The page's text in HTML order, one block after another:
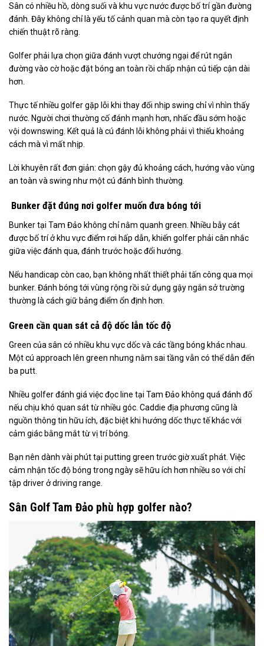
Sân có nhiều hồ, dòng suối và khu vực nước được bố trí gần đường
đánh. Đây không chỉ là yếu tố cảnh quan mà còn tạo ra quyết định
chiến thuật rõ ràng.
Golfer phải lựa chọn giữa đánh vượt chướng ngại để rút ngắn
đường vào cờ hoặc đặt bóng an toàn rồi chấp nhận cú tiếp cận dài
hơn.
Thực tế nhiều golfer gặp lỗi khi thay đổi nhịp swing chỉ vì nhìn thấy
nước. Người chơi thường cố đánh mạnh hơn, nhấc đầu sớm hoặc
vội downswing. Kết quả là cú đánh lỗi không phải vì thiếu khoảng
cách mà vì mất nhịp.
Lời khuyên rất đơn giản: chọn gậy đủ khoảng cách, hướng vào vùng
an toàn và swing như một cú đánh bình thường.
Bunker đặt đúng nơi golfer muốn đưa bóng tới
Bunker tại Tam Đảo không chỉ nằm quanh green. Nhiều bẫy cát
được bố trí ở khu vực điểm rơi hấp dẫn, khiến golfer phải cân nhắc
giữa việc đánh qua, đánh trước hoặc đổi hướng.
Nếu handicap còn cao, bạn không nhất thiết phải tấn công qua mọi
bunker. Đánh bóng tới vùng rộng rồi sử dụng gậy ngắn sở trường
thường là cách giữ bảng điểm ổn định hơn.
Green cần quan sát cả độ dốc lẫn tốc độ
Green của sân có nhiều khu vực dốc và các tầng bóng khác nhau.
Một cú approach lên green nhưng nằm sai tầng vẫn có thể dẫn đến
ba putt.
Nhiều golfer đánh giá việc đọc line tại Tam Đảo không quá đánh đố
nếu chịu khó quan sát từ nhiều góc. Caddie địa phương cũng là
nguồn thông tin hữu ích, đặc biệt khi hướng dốc thực tế khác với
cảm giác bằng mắt từ vị trí bóng.
Bạn nên dành vài phút tại putting green trước giờ xuất phát. Việc
cảm nhận tốc độ bóng trong ngày sẽ hữu ích hơn nhiều so với chỉ
tập driver ở driving range.
Sân Golf Tam Đảo phù hợp golfer nào?